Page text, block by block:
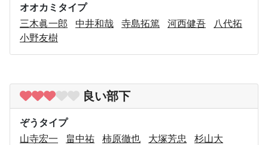
オオカミタイプ
三木眞一郎
中井和哉 寺島拓篤 河西健吾
八代拓
小野友樹
良い部下
ぞうタイプ
山寺宏一
畠中祐 柿原徹也 大塚芳忠
杉山大